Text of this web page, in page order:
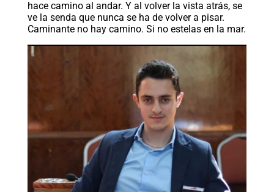
hace camino al andar. Y al volver la vista atrás, se
ve la senda que nunca se ha de volver a pisar.
Caminante no hay camino. Si no estelas en la mar.